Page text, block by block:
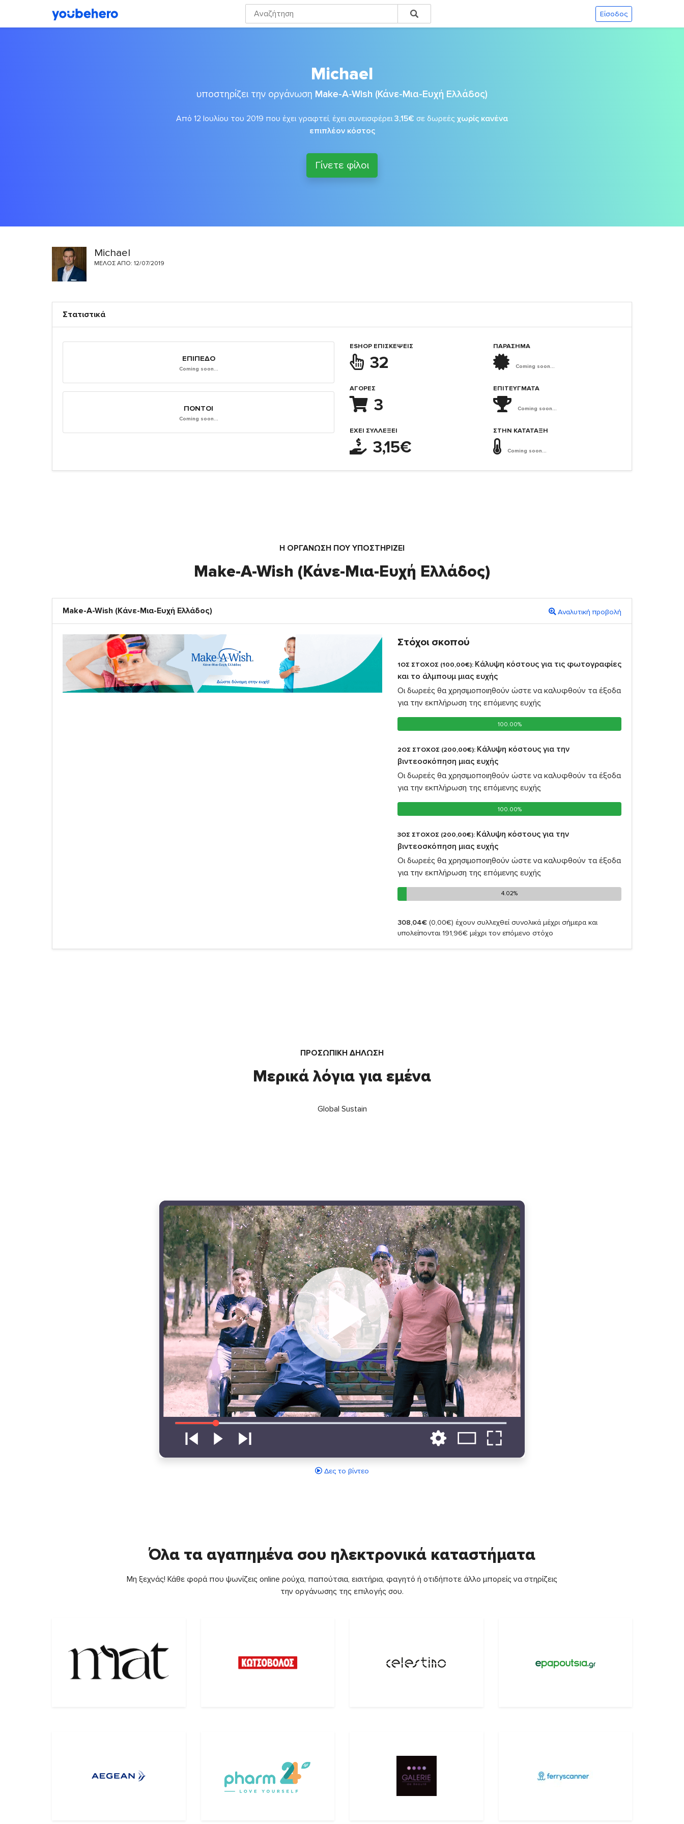
Είσοδος
Michael
υποστηρίζει την οργάνωση Make-A-Wish (Κάνε-Μια-Ευχή Ελλάδος)
Από 12 Ιουλίου του 2019 που έχει γραφτεί, έχει συνεισφέρει 3,15€ σε δωρεές χωρίς κανένα
επιπλέον κόστος
Γίνετε φίλοι
Michael
ΜΈΛΟΣ ΑΠΌ: 12/07/2019
Στατιστικά
ΕΠΊΠΕΔΟ
Coming soon...
ΠΌΝΤΟΙ
Coming soon...
ESHOP ΕΠΙΣΚΈΨΕΙΣ
32
ΑΓΟΡΈΣ
3
ΈΧΕΙ ΣΥΛΛΈΞΕΙ
3,15€
ΠΑΡΑΣΗΜΑ
Coming soon...
ΕΠΙΤΕΎΓΜΑΤΑ
Coming soon...
ΣΤΗΝ ΚΑΤΆΤΑΞΗ
Coming soon...
Η ΟΡΓΆΝΩΣΗ ΠΟΥ ΥΠΟΣΤΗΡΙΖΕΙ
Make-A-Wish (Κάνε-Μια-Ευχή Ελλάδος)
Make-A-Wish (Κάνε-Μια-Ευχή Ελλάδος) Αναλυτική προβολή
Στόχοι σκοπού
1ΟΣ ΣΤΟΧΟΣ (100,00€): Κάλυψη κόστους για τις φωτογραφίες
και το άλμπουμ μιας ευχής
Οι δωρεές θα χρησιμοποιηθούν ώστε να καλυφθούν τα έξοδα
για την εκπλήρωση της επόμενης ευχής
100.00%
100.00%
2ΟΣ ΣΤΟΧΟΣ (200,00€): Κάλυψη κόστους για την
βιντεοσκόπηση μιας ευχής
Οι δωρεές θα χρησιμοποιηθούν ώστε να καλυφθούν τα έξοδα
για την εκπλήρωση της επόμενης ευχής
100.00%
100.00%
3ΟΣ ΣΤΟΧΟΣ (200,00€): Κάλυψη κόστους για την
βιντεοσκόπηση μιας ευχής
Οι δωρεές θα χρησιμοποιηθούν ώστε να καλυφθούν τα έξοδα
για την εκπλήρωση της επόμενης ευχής
4.02%
4.02%
308,04€ (0,00€) έχουν συλλεχθεί συνολικά μέχρι σήμερα και
υπολείπονται 191,96€ μέχρι τον επόμενο στόχο
ΠΡΟΣΩΠΙΚΗ ΔΗΛΩΣΗ
Μερικά λόγια για εμένα
Global Sustain
Δες το βίντεο
Όλα τα αγαπημένα σου ηλεκτρονικά καταστήματα
Μη ξεχνάς! Κάθε φορά που ψωνίζεις online ρούχα, παπούτσια, εισιτήρια, φαγητό ή οτιδήποτε άλλο μπορείς να στηρίζεις
την οργάνωσης της επιλογής σου.